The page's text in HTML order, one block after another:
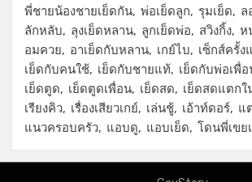
พี่ชายน้องชายเย็ดกัน พ่อเย็ดลูก รุมเย็ด
ล
ลักหลับ
ลุงเย็ดหลาน ลูกเย็ดพ่อ สวิงกิ้ง ห
อมควย
อาเย็ดกับหลาน เกย์ไบ เซ็กส์ครั้ง
เย็ดกับคนใช้
เย็ดกับชายแท้ เย็ดกับพ่อเพื่
เย็ดตูด
เย็ดตูดเพื่อน เย็ดสด เย็ดสดแตกใ
เรียงคิว
เรื่องเสียวเกย์ เล่นชู้ เอ้าท์ดอร์
แ
แนวครอบครัว
แอบดู แอบเย็ด โดนพี่เขย